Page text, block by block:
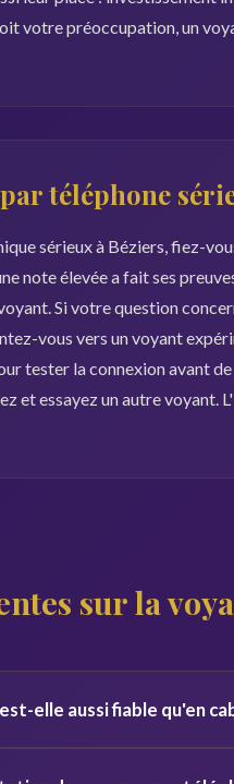
votre préoccupation, un
téléphone
sérieux à Béziers, fiez-
note élevée a fait ses
Si votre question
vous vers un voyant
tester la connexion avant de
et essayez un autre voyant.
sur la
elle aussi fiable qu'en